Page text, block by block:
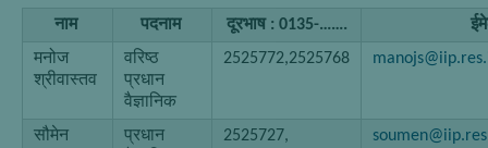
नाम पदनाम दूरभाष : 0135-…….
मनोज
श्रीवास्तव
वरिष्ठ
प्रधान
वैज्ञानिक
2525772,2525768
सौमेन
प्रधान
2525727,